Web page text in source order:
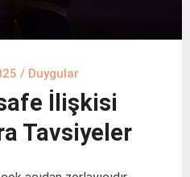
/ Duygular
İlişkisi
Tavsiyeler